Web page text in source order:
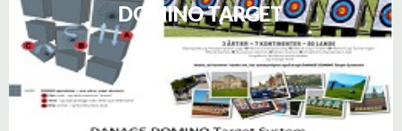
DOMINO TARGET